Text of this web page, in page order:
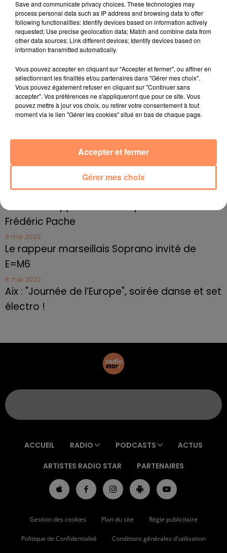
4 juillet 2022
Radio Star Live avec Dadju
27 juin 2022
Marseille : une application pour mettre en
relation extras et...
27 juin 2022
Le cocholed pour jouer à la pétanque
10 mai 2022
Toulon : des quais électrifiés pour 2023 !
10 mai 2022
Cassis organise sa traditionnelle "Fête du vin"
Marseille : appel à témoins pour retrouver
Frédéric Pache
8 mai 2022
Le rappeur marseillais Soprano invité de
E=M6
8 mai 2022
Aix : "Journée de l’Europe", soirée danse et set
électro !
ACCUEIL RADIO PODCASTS ACTUS
ARTISTES RADIO STAR PARTENAIRES
Gestion des cookies Plan du site Régie publicitaire
Politique de Confidentialité Conditions générales d'utilisation
Save and communicate privacy choices. These technologies may
process personal data such as IP address and browsing data to offer
following functionalities: Identify devices based on information actively
requested; Use precise geolocation data; Match and combine data from
other data sources; Link different devices; Identify devices based on
information transmitted automatically.
Vous pouvez accepter en cliquant sur "Accepter et fermer", ou affiner en
sélectionnant les finalités et/ou partenaires dans "Gérer mes choix".
Vous pouvez également refuser en cliquant sur "Continuer sans
accepter". Vos préférences ne s'appliqueront que pour ce site. Vous
pouvez mettre à jour vos choix, ou retirer votre consentement à tout
moment via le lien "Gérer les cookies" situé en bas de chaque page.
Gérer mes choix
Accepter et fermer